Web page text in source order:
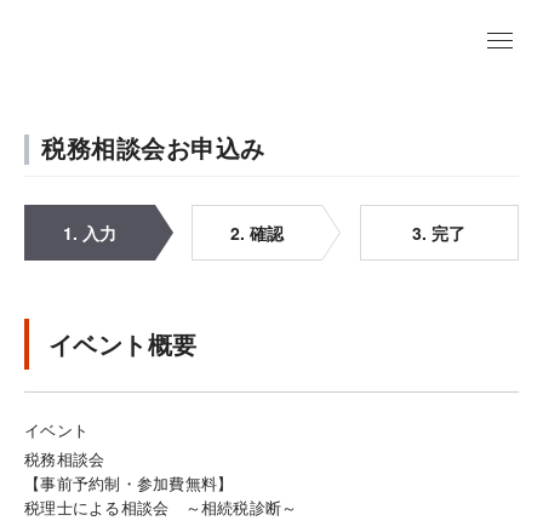
税務相談会お申込み
1. 入力 2. 確認 3. 完了
イベント概要
イベント
税務相談会
【事前予約制・参加費無料】
税理士による相談会 ～相続税診断～